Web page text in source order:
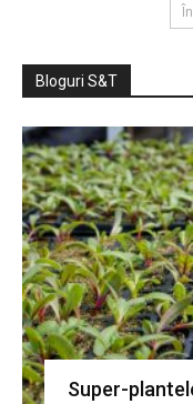
Bloguri S&T
Super-